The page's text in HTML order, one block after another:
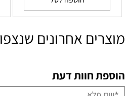
מוצרים אחרונים שנצפו
הוספת חוות דעת